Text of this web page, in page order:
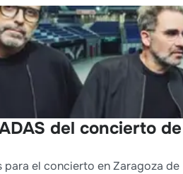
del concierto
el concierto en Zaragoza